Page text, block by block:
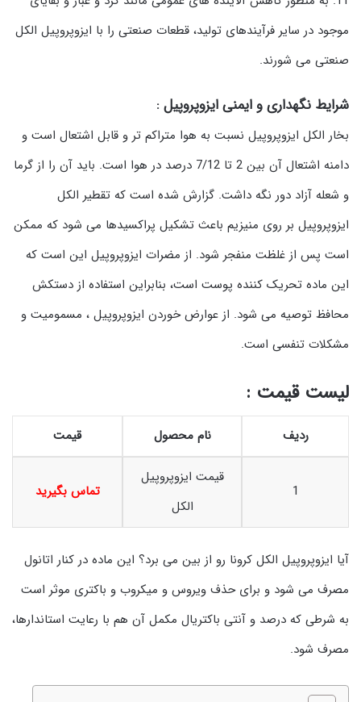
موجود در سایر فرآیندهای تولید، قطعات صنعتی را با ایزوپروپیل الکل
صنعتی می شورند.
شرایط نگهداری و ایمنی ایزوپروپیل :
بخار الکل ایزوپروپیل نسبت به هوا متراکم تر و قابل اشتعال است و
دامنه اشتعال آن بین 2 تا 7/12 درصد در هوا است. باید آن را از گرما
و شعله آزاد دور نگه داشت. گزارش شده است که تقطیر الکل
ایزوپروپیل بر روی منیزیم باعث تشکیل پراکسیدها می شود که ممکن
است پس از غلظت منفجر شود. از مضرات ایزوپروپیل این است که
این ماده تحریک کننده پوست است، بنابراین استفاده از دستکش
محافظ توصیه می شود. از عوارض خوردن ایزوپروپیل ، مسمومیت و
مشکلات تنفسی است.
لیست قیمت :
ردیف نام محصول قیمت
1
قیمت ایزوپروپیل
الکل
تماس بگیرید
آیا ایزوپروپیل الکل کرونا رو از بین می برد؟ این ماده در کنار اتانول
مصرف می شود و برای حذف ویروس و میکروب و باکتری موثر است
به شرطی که درصد و آنتی باکتریال مکمل آن هم با رعایت استاندارها،
مصرف شود.